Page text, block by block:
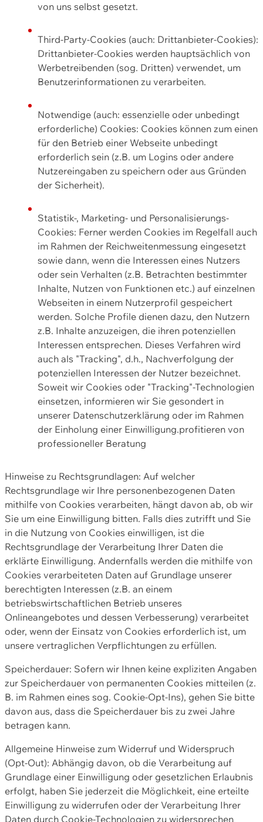
von uns selbst gesetzt.
Third-Party-Cookies (auch: Drittanbieter-Cookies):
Drittanbieter-Cookies werden hauptsächlich von
Werbetreibenden (sog. Dritten) verwendet, um
Benutzerinformationen zu verarbeiten.
Notwendige (auch: essenzielle oder unbedingt
erforderliche) Cookies: Cookies können zum einen
für den Betrieb einer Webseite unbedingt
erforderlich sein (z.B. um Logins oder andere
Nutzereingaben zu speichern oder aus Gründen
der Sicherheit).
Statistik-, Marketing- und Personalisierungs-
Cookies: Ferner werden Cookies im Regelfall auch
im Rahmen der Reichweitenmessung eingesetzt
sowie dann, wenn die Interessen eines Nutzers
oder sein Verhalten (z.B. Betrachten bestimmter
Inhalte, Nutzen von Funktionen etc.) auf einzelnen
Webseiten in einem Nutzerprofil gespeichert
werden. Solche Profile dienen dazu, den Nutzern
z.B. Inhalte anzuzeigen, die ihren potenziellen
Interessen entsprechen. Dieses Verfahren wird
auch als "Tracking", d.h., Nachverfolgung der
potenziellen Interessen der Nutzer bezeichnet.
Soweit wir Cookies oder "Tracking"-Technologien
einsetzen, informieren wir Sie gesondert in
unserer Datenschutzerklärung oder im Rahmen
der Einholung einer Einwilligung.profitieren von
professioneller Beratung
Hinweise zu Rechtsgrundlagen: Auf welcher
Rechtsgrundlage wir Ihre personenbezogenen Daten
mithilfe von Cookies verarbeiten, hängt davon ab, ob wir
Sie um eine Einwilligung bitten. Falls dies zutrifft und Sie
in die Nutzung von Cookies einwilligen, ist die
Rechtsgrundlage der Verarbeitung Ihrer Daten die
erklärte Einwilligung. Andernfalls werden die mithilfe von
Cookies verarbeiteten Daten auf Grundlage unserer
berechtigten Interessen (z.B. an einem
betriebswirtschaftlichen Betrieb unseres
Onlineangebotes und dessen Verbesserung) verarbeitet
oder, wenn der Einsatz von Cookies erforderlich ist, um
unsere vertraglichen Verpflichtungen zu erfüllen.
Speicherdauer: Sofern wir Ihnen keine expliziten Angaben
zur Speicherdauer von permanenten Cookies mitteilen (z.
B. im Rahmen eines sog. Cookie-Opt-Ins), gehen Sie bitte
davon aus, dass die Speicherdauer bis zu zwei Jahre
betragen kann.
Allgemeine Hinweise zum Widerruf und Widerspruch
(Opt-Out): Abhängig davon, ob die Verarbeitung auf
Grundlage einer Einwilligung oder gesetzlichen Erlaubnis
erfolgt, haben Sie jederzeit die Möglichkeit, eine erteilte
Einwilligung zu widerrufen oder der Verarbeitung Ihrer
Daten durch Cookie-Technologien zu widersprechen